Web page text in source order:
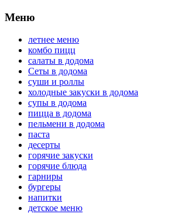
Меню
летнее меню
комбо пицц
салаты в додома
Сеты в додома
суши и роллы
холодные закуски в додома
супы в додома
пицца в додома
пельмени в додома
паста
десерты
горячие закуски
горячие блюда
гарниры
бургеры
напитки
детское меню